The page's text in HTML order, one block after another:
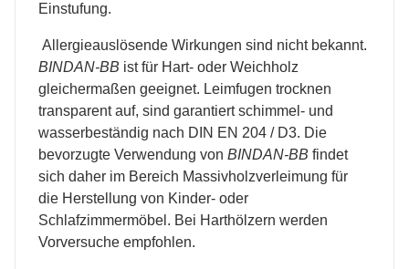
Einstufung.
Allergieauslösende Wirkungen sind nicht bekannt.
BINDAN-BB ist für Hart- oder Weichholz
gleichermaßen geeignet. Leimfugen trocknen
transparent auf, sind garantiert schimmel- und
wasserbeständig nach DIN EN 204 / D3. Die
bevorzugte Verwendung von BINDAN-BB findet
sich daher im Bereich Massivholzverleimung für
die Herstellung von Kinder- oder
Schlafzimmermöbel. Bei Harthölzern werden
Vorversuche empfohlen.